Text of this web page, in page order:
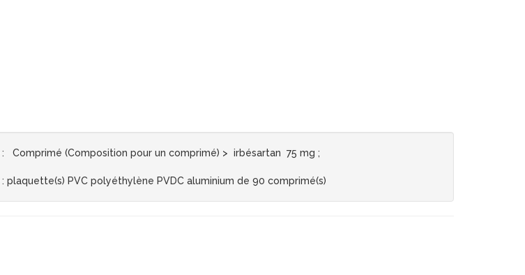
: Comprimé (Composition pour un comprimé) > irbésartan 75 mg ;
: plaquette(s) PVC polyéthylène PVDC aluminium de 90 comprimé(s)